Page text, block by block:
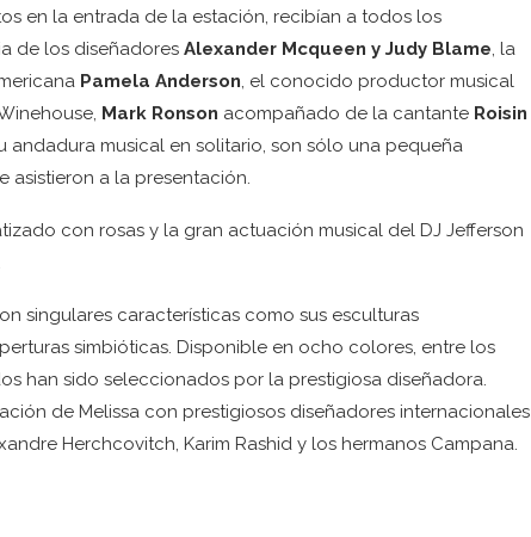
en la entrada de la estación, recibían a todos los
de los diseñadores Alexander Mcqueen y Judy Blame, la
Pamela Anderson, el conocido productor musical
Mark Ronson acompañado de la cantante Roisin
andadura musical en solitario, son sólo una pequeña
asistieron a la presentación.
con rosas y la gran actuación musical del DJ Jefferson
singulares características como sus esculturas
simbióticas. Disponible en ocho colores, entre los
han sido seleccionados por la prestigiosa diseñadora.
de Melissa con prestigiosos diseñadores internacionales
Herchcovitch, Karim Rashid y los hermanos Campana.